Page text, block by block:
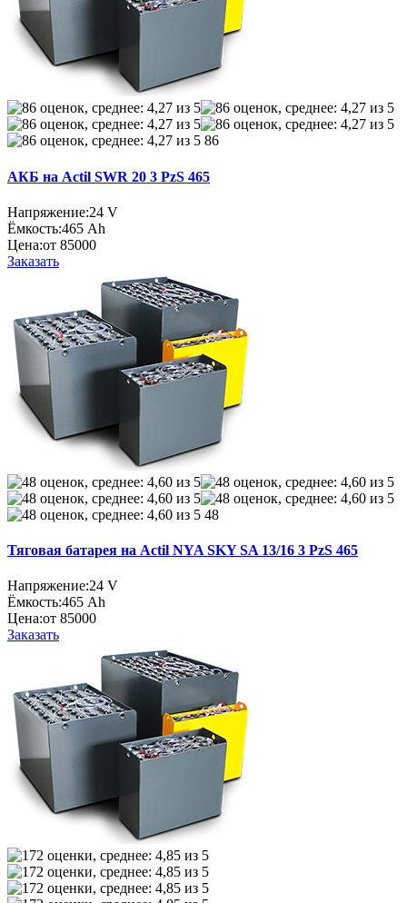
86
АКБ на Actil SWR 20 3 PzS 465
Напряжение:24 V
Ёмкость:465 Ah
Цена:от 85000
Заказать
48
Тяговая батарея на Actil NYA SKY SA 13/16 3 PzS 465
Напряжение:24 V
Ёмкость:465 Ah
Цена:от 85000
Заказать